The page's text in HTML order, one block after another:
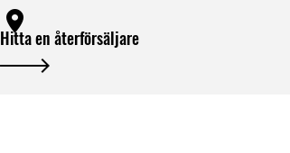
Hitta en återförsäljare